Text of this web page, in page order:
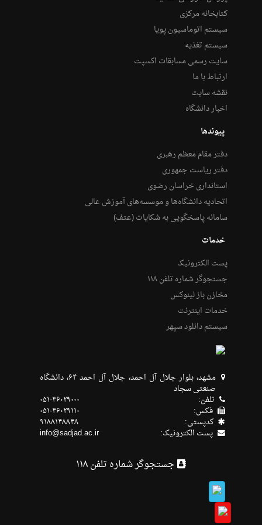
کتابخانه مرکزی
سیستم اتوماسیون پویا
سیستم تغذیه
سایت رسمی مسابقات اکسپت
ارتباط با ما
نقشه سایت
اخبار دانشگاه
پیوندها
دفتر مقام معظم رهبری
دفتر ریاست جمهوری
استانداری خراسان رضوی
اتحادیه دانشگاه‌ها و موسسه‌های آموزش عالی
سامانه پاسخگویی به شکایات (عتف)
خدمات
پست الکترونیک
جستجوگر شماره تلفن ۱۱۸
مخازن باز لینوکس
خدمات اینترنت
سیستم دانلود سپهر
مشهد، بلوار جلال آل احمد، جلال آل احمد ۶۴، دانشگاه
صنعتی سجاد
تلفن: ۰۵۱-۳۶۰۲۹۰۰۰
فکس: ۰۵۱-۳۶۰۲۹۱۱۰
كدپستی: ۹۱۸۸۱۴۸۸۴۸
پست الکترونیک: info@sadjad.ac.ir
جستجوگر شماره تلفن ۱۱۸